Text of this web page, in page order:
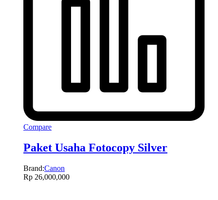
Compare
Paket Usaha Fotocopy Silver
Brand:Canon
Rp 26,000,000